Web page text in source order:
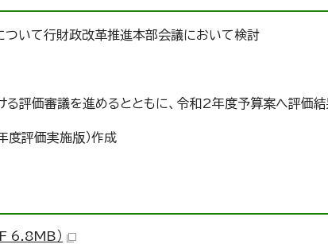
いて行財政改革推進本部会議において検討
評価審議を進めるとともに、令和2年度予算案へ評価
度評価実施版）作成
6.8MB）